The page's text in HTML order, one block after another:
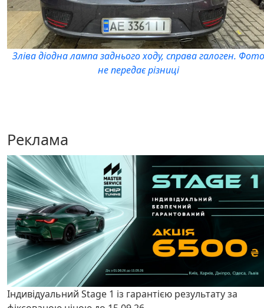
Зліва діодна лампа заднього ходу, справа галоген.
не передає різниці
Реклама
Індивідуальний Stage 1 із гарантією результату за